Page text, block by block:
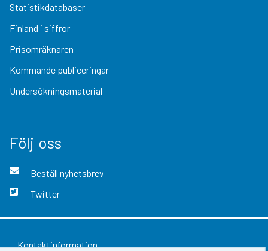
Statistikdatabaser
Finland i siffror
Prisomräknaren
Kommande publiceringar
Undersökningsmaterial
Följ oss
Beställ nyhetsbrev
Twitter
Kontaktinformation